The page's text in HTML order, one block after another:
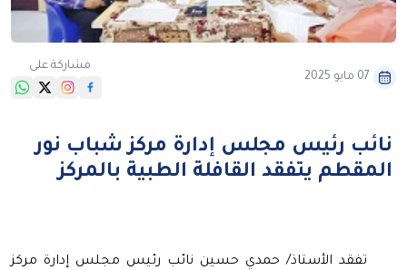
07 مايو 2025
مشاركة على
نائب رئيس مجلس إدارة مركز شباب نور
المقطم يتفقد القافلة الطبية بالمركز
تفقد الأستاذ/ حمدي حسين نائب رئيس مجلس إدارة مركز